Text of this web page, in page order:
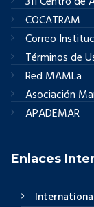
COCATRAM
Correo
Términos de
Red MAMLa
Asociación
APADEMAR
Enlaces